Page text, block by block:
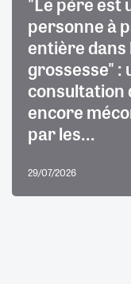
personne à
entière dans
grossesse" :
consultation
encore
par les...
29/07/2026